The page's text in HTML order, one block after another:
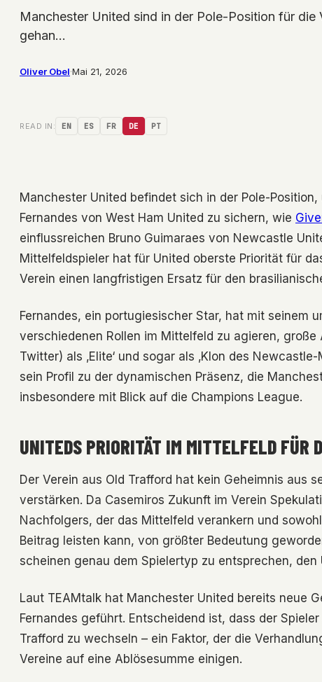
Manchester United sind in der Pole-Position für die
gehan…
Oliver Obel·Mai 21, 2026
READ IN: EN ES FR DE PT
Manchester United befindet sich in der Pole-
Fernandes von West Ham United zu sichern, wie
einflussreichen Bruno Guimaraes von Newcastle
Mittelfeldspieler hat für United oberste Priorität für
Verein einen langfristigen Ersatz für den
Fernandes, ein portugiesischer Star, hat mit seinem
verschiedenen Rollen im Mittelfeld zu agieren,
Twitter) als ‚Elite‘ und sogar als ‚Klon des
sein Profil zu der dynamischen Präsenz, die
insbesondere mit Blick auf die Champions League.
UNITEDS PRIORITÄT IM MITTELFELD FÜR
Der Verein aus Old Trafford hat kein Geheimnis aus
verstärken. Da Casemiros Zukunft im Verein
Nachfolgers, der das Mittelfeld verankern und
Beitrag leisten kann, von größter Bedeutung
scheinen genau dem Spielertyp zu entsprechen,
Laut TEAMtalk hat Manchester United bereits neue
Fernandes geführt. Entscheidend ist, dass der
Trafford zu wechseln – ein Faktor, der die
Vereine auf eine Ablösesumme einigen.